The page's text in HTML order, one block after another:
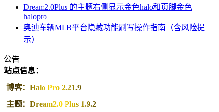
Dream2.0Plus 的主题右侧显示金色halo和页脚金色
halopro
奥迪车辆MLB平台隐藏功能刷写操作指南（含风险提
示）
公告
站点信息：
博客：Halo Pro 2.21.9
主题：Dream2.0 Plus 1.9.2